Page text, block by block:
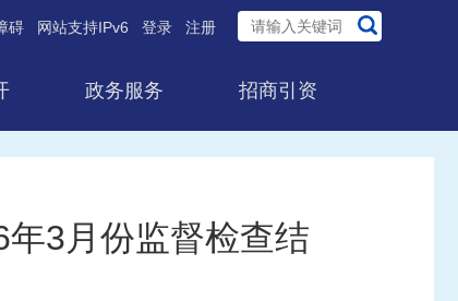
碍 网站支持IPv6 登录 注册
政务服务 招商引资
3月份监督检查结